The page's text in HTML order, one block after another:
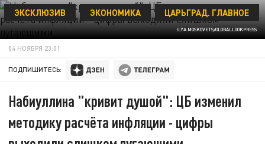
ILYA MOSKOVETS/GLOBALLOOKPRESS
ЭКСКЛЮЗИВ ЭКОНОМИКА ЦАРЬГРАД. ГЛАВНОЕ
04 НОЯБРЯ 23:01
ПОДПИШИТЕСЬ:
Набиуллина "кривит душой": ЦБ изменил
методику расчёта инфляции - цифры